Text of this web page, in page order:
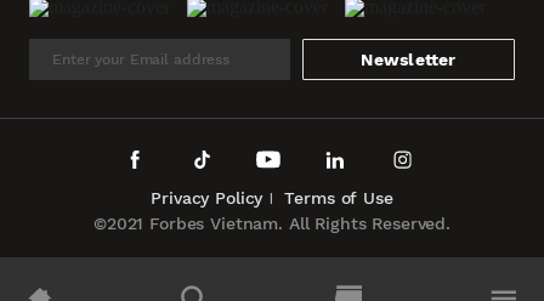
Newsletter
©2021 Forbes Vietnam. All Rights Reserved.
Privacy Policy Terms of Use